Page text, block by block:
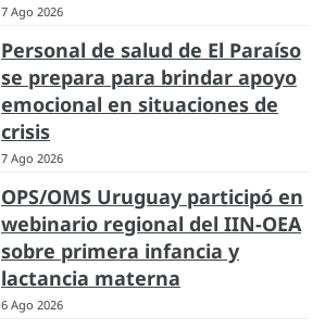
7 Ago 2026
Personal de salud de El Paraíso
se prepara para brindar apoyo
emocional en situaciones de
crisis
7 Ago 2026
OPS/OMS Uruguay participó en
webinario regional del IIN-OEA
sobre primera infancia y
lactancia materna
6 Ago 2026